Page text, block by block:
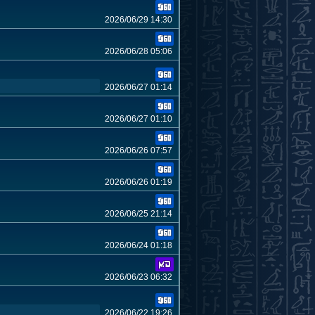
2026/06/29 14:30
2026/06/28 05:06
2026/06/27 01:14
2026/06/27 01:10
2026/06/26 07:57
2026/06/26 01:19
2026/06/25 21:14
2026/06/24 01:18
2026/06/23 06:32
2026/06/22 19:26